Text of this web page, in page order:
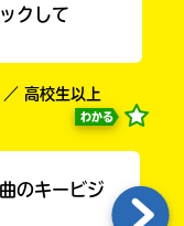
クして
高校生以上
わかる
のキービジ